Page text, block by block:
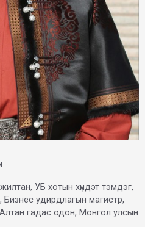
УБ хотын хүндэт тэмдэг,
удирдлагын магистр,
гадас одон, Монгол улсын